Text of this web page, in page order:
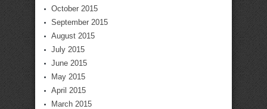
October 2015
September 2015
August 2015
July 2015
June 2015
May 2015
April 2015
March 2015